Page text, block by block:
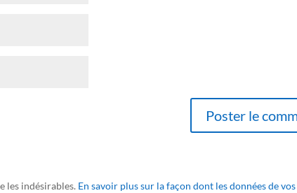
les indésirables. En savoir plus sur la façon dont les données de vos